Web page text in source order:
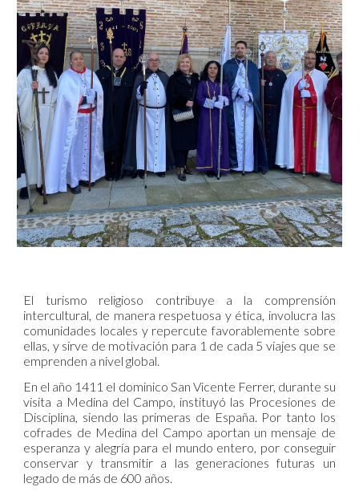
El turismo religioso contribuye a la comprensión
intercultural, de manera respetuosa y ética, involucra las
comunidades locales y repercute favorablemente sobre
ellas, y sirve de motivación para 1 de cada 5 viajes que se
emprenden a nivel global.
En el año 1411 el dominico San Vicente Ferrer, durante su
visita a Medina del Campo, instituyó las Procesiones de
Disciplina, siendo las primeras de España. Por tanto los
cofrades de Medina del Campo aportan un mensaje de
esperanza y alegría para el mundo entero, por conseguir
conservar y transmitir a las generaciones futuras un
legado de más de 600 años.